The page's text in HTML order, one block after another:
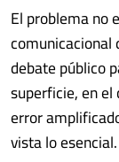
El problema no
comunicacional
debate público
superficie, en
error
vista lo